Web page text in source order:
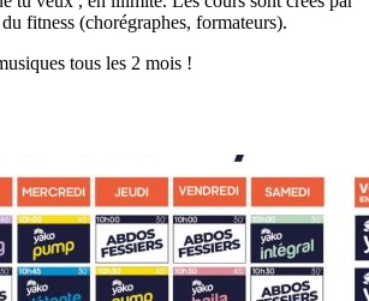
fitness (chorégraphes, formateurs).
tous les 2 mois !